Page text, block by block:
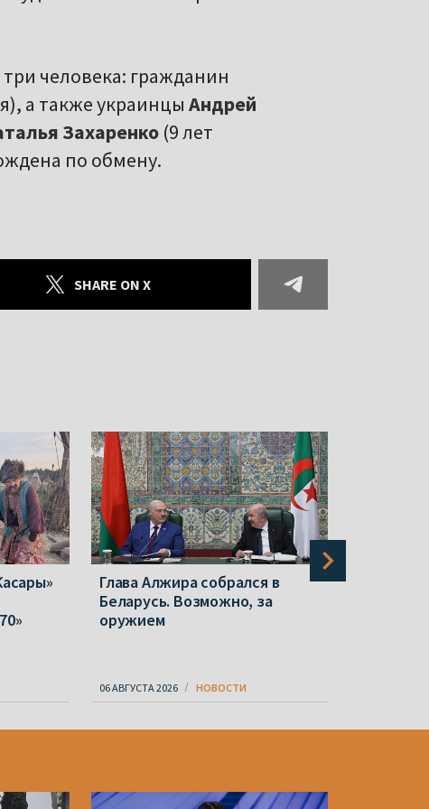
человека: гражданин
а также украинцы Андрей
Захаренко (9 лет
по обмену.
SHARE ON X
Глава Алжира собрался в
Беларусь. Возможно, за
оружием
06 АВГУСТА 2026 НОВОСТИ